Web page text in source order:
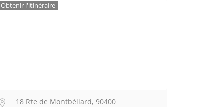
Obtenir l'itinéraire
18 Rte de Montbéliard, 90400